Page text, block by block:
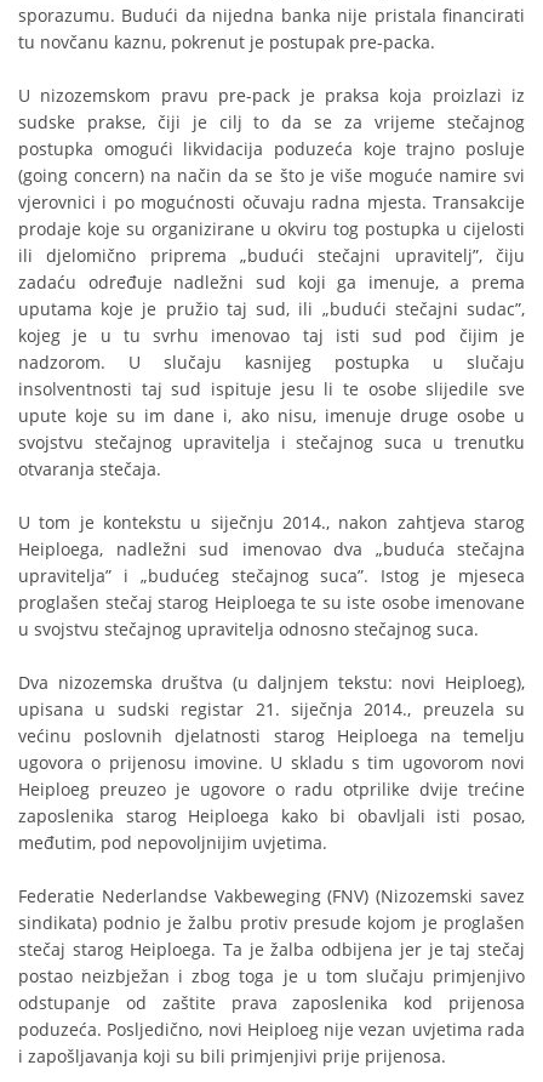
sporazumu. Budući da nijedna banka nije pristala financirati
tu novčanu kaznu, pokrenut je postupak pre-packa.
U nizozemskom pravu pre-pack je praksa koja proizlazi iz
sudske prakse, čiji je cilj to da se za vrijeme stečajnog
postupka omogući likvidacija poduzeća koje trajno posluje
(going concern) na način da se što je više moguće namire svi
vjerovnici i po mogućnosti očuvaju radna mjesta. Transakcije
prodaje koje su organizirane u okviru tog postupka u cijelosti
ili djelomično priprema „budući stečajni upravitelj”, čiju
zadaću određuje nadležni sud koji ga imenuje, a prema
uputama koje je pružio taj sud, ili „budući stečajni sudac”,
kojeg je u tu svrhu imenovao taj isti sud pod čijim je
nadzorom. U slučaju kasnijeg postupka u slučaju
insolventnosti taj sud ispituje jesu li te osobe slijedile sve
upute koje su im dane i, ako nisu, imenuje druge osobe u
svojstvu stečajnog upravitelja i stečajnog suca u trenutku
otvaranja stečaja.
U tom je kontekstu u siječnju 2014., nakon zahtjeva starog
Heiploega, nadležni sud imenovao dva „buduća stečajna
upravitelja” i „budućeg stečajnog suca”. Istog je mjeseca
proglašen stečaj starog Heiploega te su iste osobe imenovane
u svojstvu stečajnog upravitelja odnosno stečajnog suca.
Dva nizozemska društva (u daljnjem tekstu: novi Heiploeg),
upisana u sudski registar 21. siječnja 2014., preuzela su
većinu poslovnih djelatnosti starog Heiploega na temelju
ugovora o prijenosu imovine. U skladu s tim ugovorom novi
Heiploeg preuzeo je ugovore o radu otprilike dvije trećine
zaposlenika starog Heiploega kako bi obavljali isti posao,
međutim, pod nepovoljnijim uvjetima.
Federatie Nederlandse Vakbeweging (FNV) (Nizozemski savez
sindikata) podnio je žalbu protiv presude kojom je proglašen
stečaj starog Heiploega. Ta je žalba odbijena jer je taj stečaj
postao neizbježan i zbog toga je u tom slučaju primjenjivo
odstupanje od zaštite prava zaposlenika kod prijenosa
poduzeća. Posljedično, novi Heiploeg nije vezan uvjetima rada
i zapošljavanja koji su bili primjenjivi prije prijenosa.